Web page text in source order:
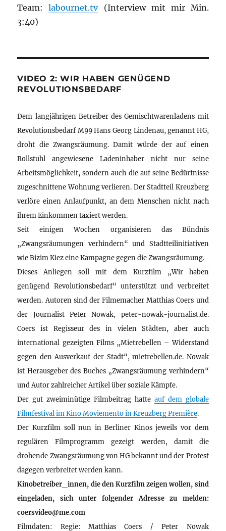
Team:labournet.tv(Interview mit mir Min.
3:40)
VIDEO 2: WIR HABEN GENÜGEND
REVOLUTIONSBEDARF
Dem langjährigen Betreiber des Gemischtwarenladens mit
Revolutionsbedarf M99 Hans Georg Lindenau, genannt HG,
droht die Zwangsräumung. Damit würde der auf einen
Rollstuhl angewiesene Ladeninhaber nicht nur seine
Arbeitsmöglichkeit, sondern auch die auf seine Bedürfnisse
zugeschnittene Wohnung verlieren. Der Stadtteil Kreuzberg
verlöre einen Anlaufpunkt, an dem Menschen nicht nach
ihrem Einkommen taxiert werden.
Seit einigen Wochen organisieren das Bündnis
„Zwangsräumungen verhindern“ und Stadtteilinitiativen
wie Bizim Kiez eine Kampagne gegen die Zwangsräumung.
Dieses Anliegen soll mit dem Kurzfilm „Wir haben
genügend Revolutionsbedarf“ unterstützt und verbreitet
werden. Autoren sind der Filmemacher Matthias Coers und
der Journalist Peter Nowak, peter-nowak-journalist.de.
Coers ist Regisseur des in vielen Städten, aber auch
international gezeigten Films „Mietrebellen – Widerstand
gegen den Ausverkauf der Stadt“, mietrebellen.de. Nowak
ist Herausgeber des Buches „Zwangsräumung verhindern“
und Autor zahlreicher Artikel über soziale Kämpfe.
Der gut zweiminütige Filmbeitrag hatte auf dem globale
Filmfestival im Kino Moviemento in Kreuzberg Première.
Der Kurzfilm soll nun in Berliner Kinos jeweils vor dem
regulären Filmprogramm gezeigt werden, damit die
drohende Zwangsräumung von HG bekannt und der Protest
dagegen verbreitet werden kann.
Kinobetreiber_innen, die den Kurzfilm zeigen wollen, sind
eingeladen, sich unter folgender Adresse zu melden:
coersvideo@me.com
Filmdaten: Regie: Matthias Coers / Peter Nowak